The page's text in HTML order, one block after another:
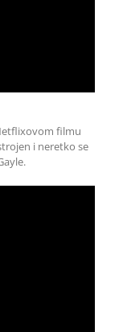
filmu
i neretko se